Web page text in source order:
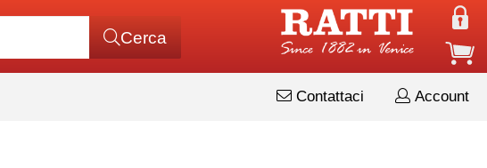
Cerca
Account
Contattaci